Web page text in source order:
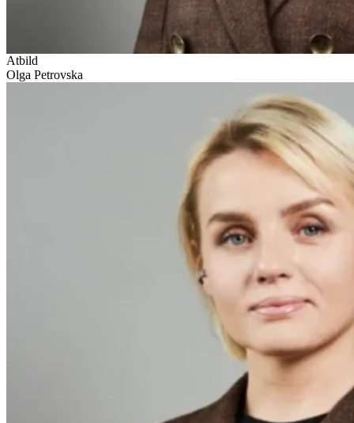
Atbild
Olga Petrovska